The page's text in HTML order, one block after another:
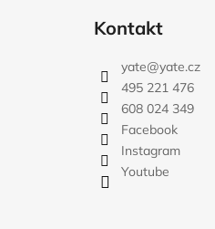
Kontakt
yate@yate.cz
495 221 476
608 024 349
Facebook
Instagram
Youtube